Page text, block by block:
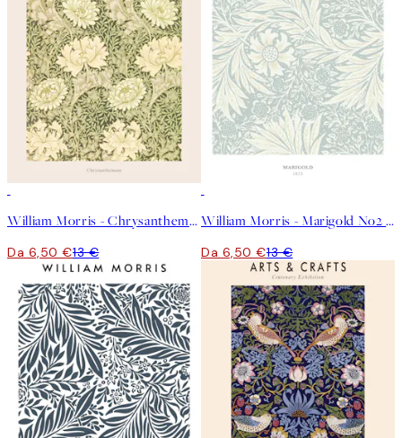
William Morris - Chrysanthemum Poster
Da 6,50 €13 €
William Morris - Marigold No2 Poster
Da 6,50 €13 €